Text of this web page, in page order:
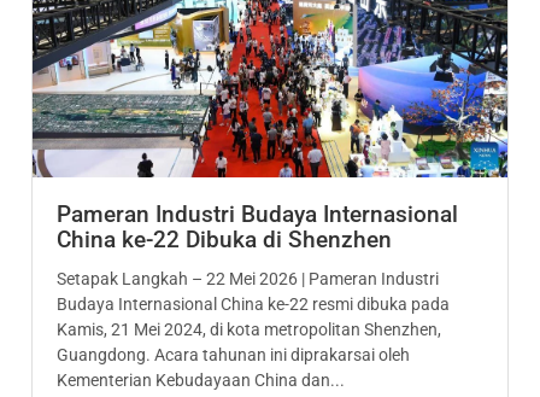
Pameran Industri Budaya Internasional
China ke-22 Dibuka di Shenzhen
Setapak Langkah – 22 Mei 2026 | Pameran Industri
Budaya Internasional China ke-22 resmi dibuka pada
Kamis, 21 Mei 2024, di kota metropolitan Shenzhen,
Guangdong. Acara tahunan ini diprakarsai oleh
Kementerian Kebudayaan China dan...